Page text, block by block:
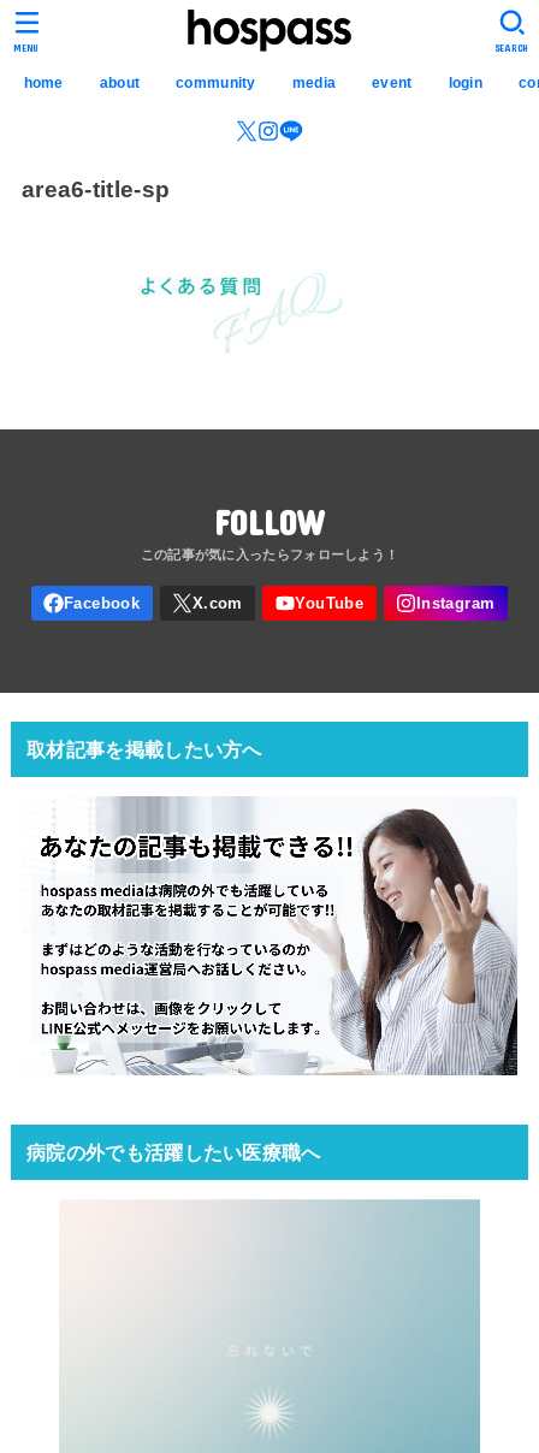
hospass media
home about community media event login
SEARCH
MENU
area6-title-sp
FOLLOW
取材記事を掲載したい方へ
病院の外でも活躍したい医療職へ